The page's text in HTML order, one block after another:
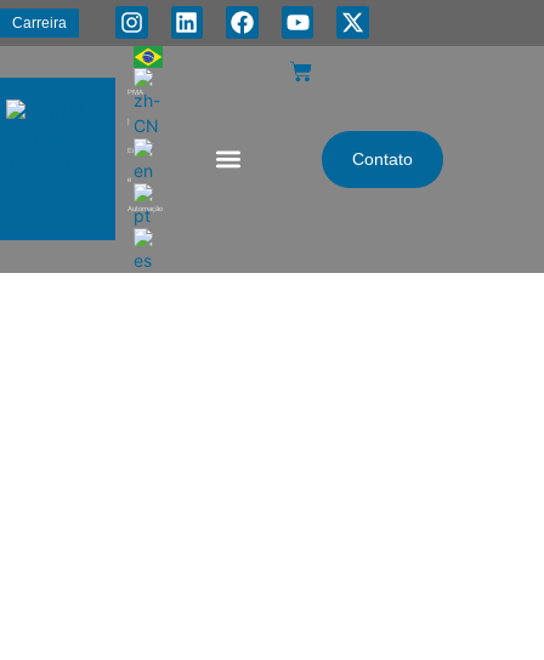
Carreira
PMA
|
Energia
e
Automação
Contato